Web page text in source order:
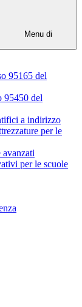
Menu di
95165 del
del
a indirizzo
per le
per le scuole